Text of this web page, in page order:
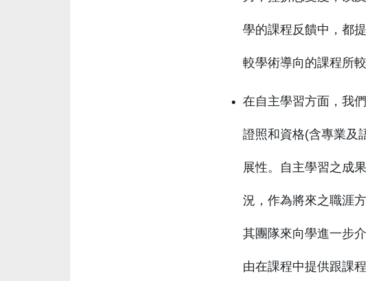
學的課程反饋中，都
較學術導向的課程所
在自主學習方面，我
證照和資格(含專業及
展性。自主學習之成
況，作為將來之職涯
其團隊來向學進一步
由在課程中提供跟課